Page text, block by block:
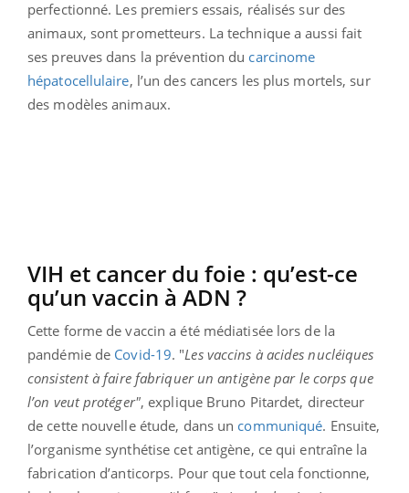
perfectionné. Les premiers essais, réalisés sur des
animaux, sont prometteurs. La technique a aussi fait
ses preuves dans la prévention du carcinome
hépatocellulaire, l’un des cancers les plus mortels, sur
des modèles animaux.
VIH et cancer du foie : qu’est-ce
qu’un vaccin à ADN ?
Cette forme de vaccin a été médiatisée lors de la
pandémie de Covid-19. "Les vaccins à acides nucléiques
consistent à faire fabriquer un antigène par le corps que
l’on veut protéger", explique Bruno Pitardet, directeur
de cette nouvelle étude, dans un communiqué. Ensuite,
l’organisme synthétise cet antigène, ce qui entraîne la
fabrication d’anticorps. Pour que tout cela fonctionne,